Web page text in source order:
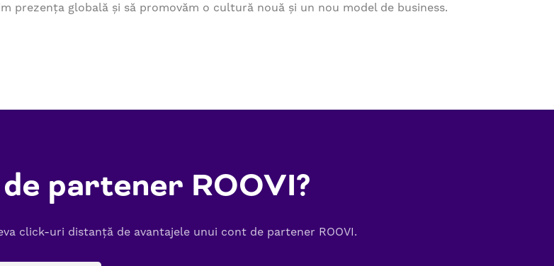
globală și să promovăm o cultură nouă și un nou model de business.
partener ROOVI?
click-uri distanță de avantajele unui cont de partener ROOVI.